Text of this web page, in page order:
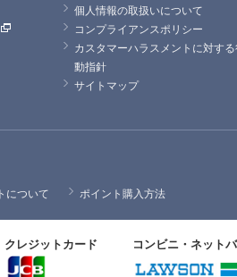
個人情報の取扱いについて
コンプライアンスポリシー
カスタマーハラスメントに対す
動指針
サイトマップ
について ポイント購入方法
クレジットカード コンビニ・ネット